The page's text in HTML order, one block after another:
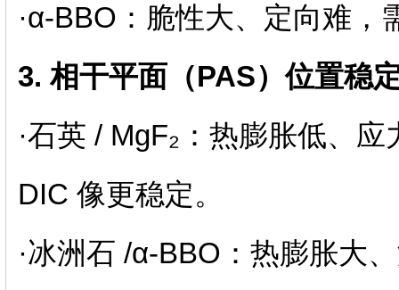
·α‑BBO：脆性大、定向难
3. 相干平面（PAS）位置稳
·石英 / MgF₂：热膨胀低、
DIC 像更稳定。
·冰洲石 /α‑BBO：热膨胀大